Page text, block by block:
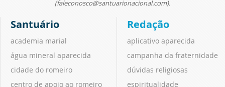
(faleconosco@santuarionacional.com).
Santuário
academia marial
água mineral aparecida
cidade do romeiro
centro de apoio ao romeiro
Redação
aplicativo aparecida
campanha da fraternidade
dúvidas religiosas
espiritualidade